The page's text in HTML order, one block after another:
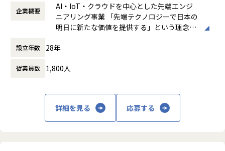
無
時間外労働の有無： 有（月平均20時間～30
時間）
休憩時間： 60分
企業概要
AI・IoT・クラウドを中心とした先端エンジ
ニアリング事業 「先端テクノロジーで日本の
明日に新たな価値を提供する」という理念を
た先端テクノロジーの中で「ジャパニアスだ
アリング業界から必要とされ続ける会社を目
設立年数 28年
従業員数 1,800人
詳細を見る 応募する